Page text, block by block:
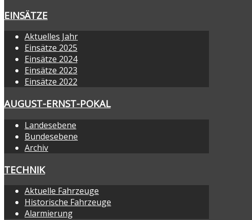
EINSÄTZE
Aktuelles Jahr
Einsätze 2025
Einsätze 2024
Einsätze 2023
Einsätze 2022
AUGUST-ERNST-POKAL
Landesebene
Bundesebene
Archiv
TECHNIK
Aktuelle Fahrzeuge
Historische Fahrzeuge
Alarmierung